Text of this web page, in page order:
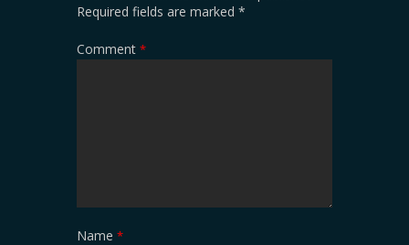
Required fields are marked *
Comment *
Name *